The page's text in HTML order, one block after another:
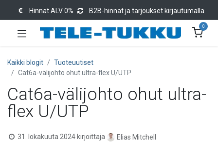
Hinnat ALV 0% B2B-hinnat ja tarjoukset kirjautumalla
0
Kaikki blogit
Tuoteuutiset
Cat6a-välijohto ohut ultra-flex U/UTP
Cat6a-välijohto ohut ultra-
flex U/UTP
31. lokakuuta 2024 kirjoittaja Elias Mitchell